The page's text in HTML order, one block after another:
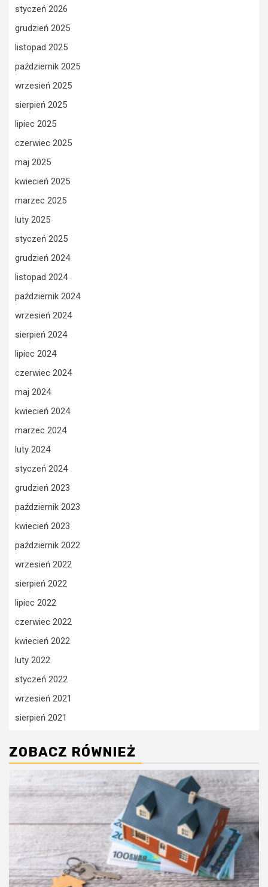
styczeń 2026
grudzień 2025
listopad 2025
październik 2025
wrzesień 2025
sierpień 2025
lipiec 2025
czerwiec 2025
maj 2025
kwiecień 2025
marzec 2025
luty 2025
styczeń 2025
grudzień 2024
listopad 2024
październik 2024
wrzesień 2024
sierpień 2024
lipiec 2024
czerwiec 2024
maj 2024
kwiecień 2024
marzec 2024
luty 2024
styczeń 2024
grudzień 2023
październik 2023
kwiecień 2023
październik 2022
wrzesień 2022
sierpień 2022
lipiec 2022
czerwiec 2022
kwiecień 2022
luty 2022
styczeń 2022
wrzesień 2021
sierpień 2021
ZOBACZ RÓWNIEŻ